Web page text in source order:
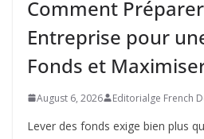
Comment
Entreprise pour
Fonds et
August 6, 2026 Editorialge French
Lever des fonds exige bien plus